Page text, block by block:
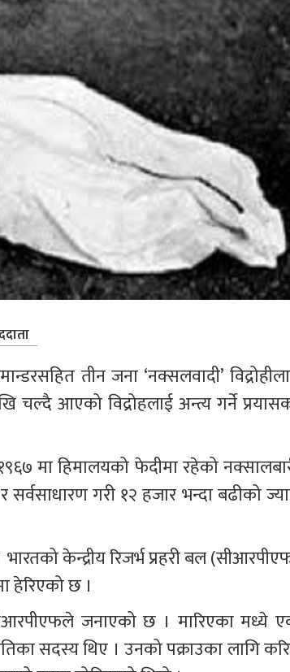
तीन जना ‘नक्सलवादी’
चल्दै आएको विद्रोहलाई अन्त्य गर्ने
१९६७ मा हिमालयको फेदीमा रहेको
सर्वसाधारण गरी १२ हजार भन्दा बढीको
केन्द्रीय रिजर्भ प्रहरी बल
हेरिएको छ ।
जनाएको छ । मारिएका मध्ये
सदस्य थिए । उनको पक्राउका लागि